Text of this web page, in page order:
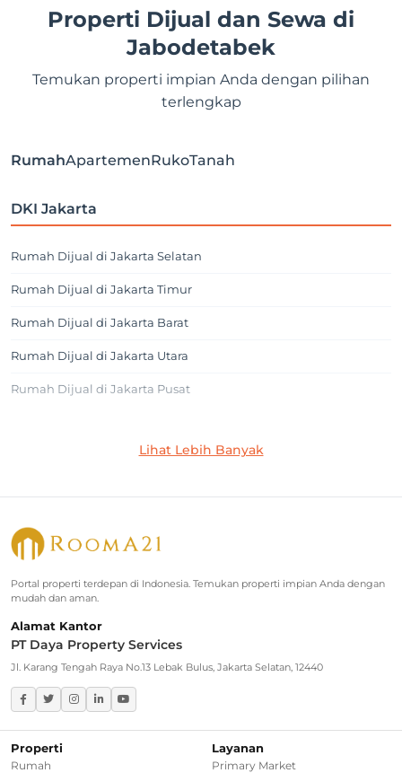
Properti Dijual dan Sewa di
Jabodetabek
Temukan properti impian Anda dengan pilihan
terlengkap
RumahApartemenRukoTanah
DKI Jakarta
Rumah Dijual di Jakarta Selatan
Rumah Dijual di Jakarta Timur
Rumah Dijual di Jakarta Barat
Rumah Dijual di Jakarta Utara
Rumah Dijual di Jakarta Pusat
Rumah Dijual di Jagakarsa
Rumah Dijual di Kebayoran Baru
Greater Jakarta
Rumah Dijual di Bekasi
Rumah Dijual di Bogor
Lihat Lebih Banyak
Portal properti terdepan di Indonesia. Temukan properti impian Anda dengan
mudah dan aman.
Alamat Kantor
PT Daya Property Services
Jl. Karang Tengah Raya No.13 Lebak Bulus, Jakarta Selatan, 12440
Properti
Rumah
Layanan
Primary Market